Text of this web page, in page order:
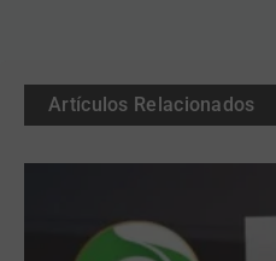
Artículos Relacionados